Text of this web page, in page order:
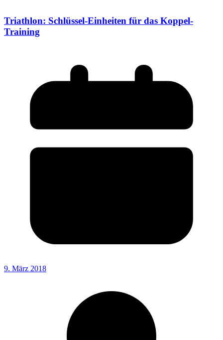
Triathlon: Schlüssel-Einheiten für das Koppel-
Training
9. März 2018